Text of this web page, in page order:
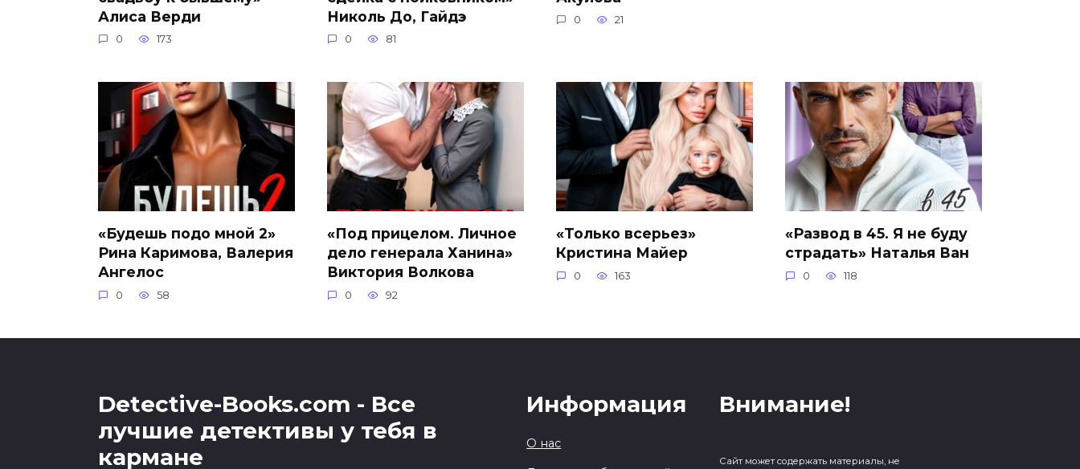
Алиса Верди
0 173
Николь До, Гайдэ
0 81
0 21
«Будешь подо мной 2»
Рина Каримова, Валерия
Ангелос
0 58
«Под прицелом. Личное
дело генерала Ханина»
Виктория Волкова
0 92
«Только всерьез»
Кристина Майер
0 163
«Развод в 45. Я не буду
страдать» Наталья Ван
0 118
Detective-Books.com - Все
лучшие детективы у тебя в
кармане
Информация
О нас
Внимание!
Сайт может содержать материалы, не